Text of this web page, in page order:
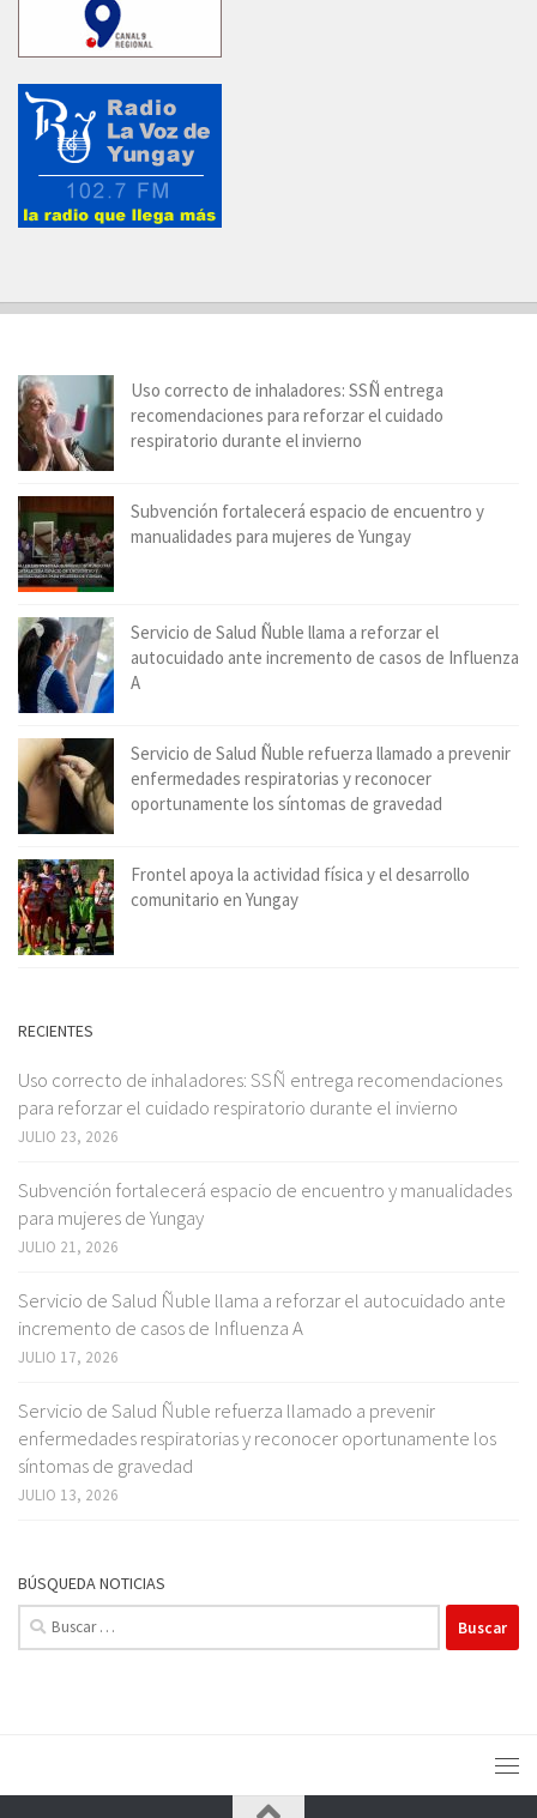
Uso correcto de inhaladores: SSÑ entrega
recomendaciones para reforzar el cuidado
respiratorio durante el invierno
Subvención fortalecerá espacio de encuentro y
manualidades para mujeres de Yungay
Servicio de Salud Ñuble llama a reforzar el
autocuidado ante incremento de casos de Influenza
A
Servicio de Salud Ñuble refuerza llamado a prevenir
enfermedades respiratorias y reconocer
oportunamente los síntomas de gravedad
Frontel apoya la actividad física y el desarrollo
comunitario en Yungay
RECIENTES
Uso correcto de inhaladores: SSÑ entrega recomendaciones
para reforzar el cuidado respiratorio durante el invierno
JULIO 23, 2026
Subvención fortalecerá espacio de encuentro y manualidades
para mujeres de Yungay
JULIO 21, 2026
Servicio de Salud Ñuble llama a reforzar el autocuidado ante
incremento de casos de Influenza A
JULIO 17, 2026
Servicio de Salud Ñuble refuerza llamado a prevenir
enfermedades respiratorias y reconocer oportunamente los
síntomas de gravedad
JULIO 13, 2026
BÚSQUEDA NOTICIAS
Buscar: